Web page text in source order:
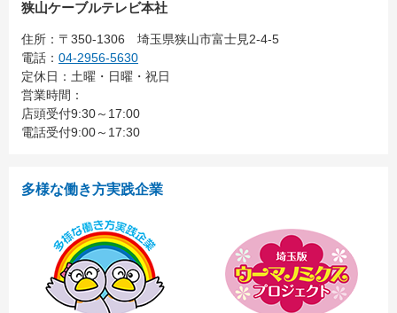
狭山ケーブルテレビ本社
住所： 〒350-1306 埼玉県狭山市富士見2-4-5
電話： 04-2956-5630
定休日：土曜・日曜・祝日
営業時間：
店頭受付9:30～17:00
電話受付9:00～17:30
多様な働き方実践企業